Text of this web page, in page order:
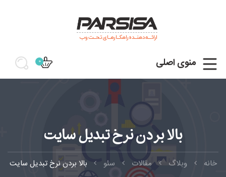
ارائـــه دهنــده راهکــارهــای تحــت وب
منوی اصلی 0
بالا بردن نرخ تبدیل سایت
خانه وبلاگ مقالات سئو بالا بردن نرخ تبدیل سایت